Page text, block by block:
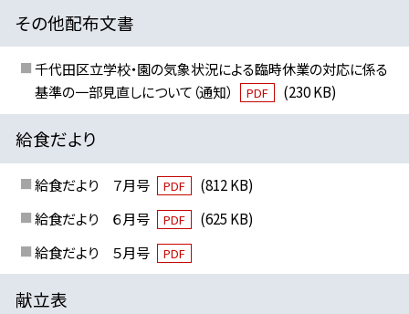
その他配布文書
千代田区立学校・園の気象状況による臨時休業の対応に係る
基準の一部見直しについて（通知）
PDF (230 KB)
給食だより
給食だより ７月号 PDF
(812 KB)
給食だより ６月号
PDF
(625 KB)
給食だより ５月号
PDF
献立表